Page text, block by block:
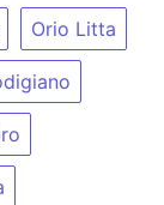
Orio Litta